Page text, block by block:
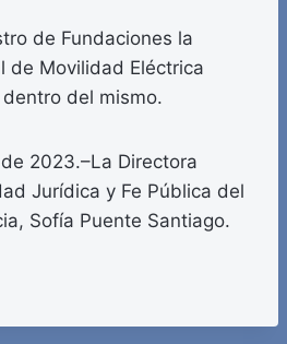
de Fundaciones la
de Movilidad Eléctrica
del mismo.
2023.–La Directora
Jurídica y Fe Pública del
Sofía Puente Santiago.